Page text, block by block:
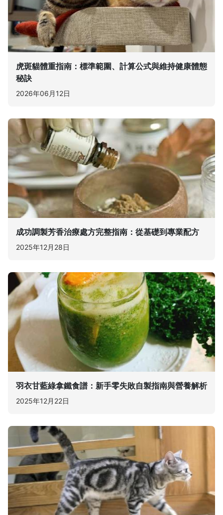
虎斑貓體重指南：標準範圍、計算公式與維持健康體態
秘訣
2026年06月12日
成功調製芳香治療處方完整指南：從基礎到專業配方
2025年12月28日
羽衣甘藍綠拿鐵食譜：新手零失敗自製指南與營養解析
2025年12月22日